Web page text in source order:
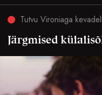
Tutvu Vironiaga
Järgmised